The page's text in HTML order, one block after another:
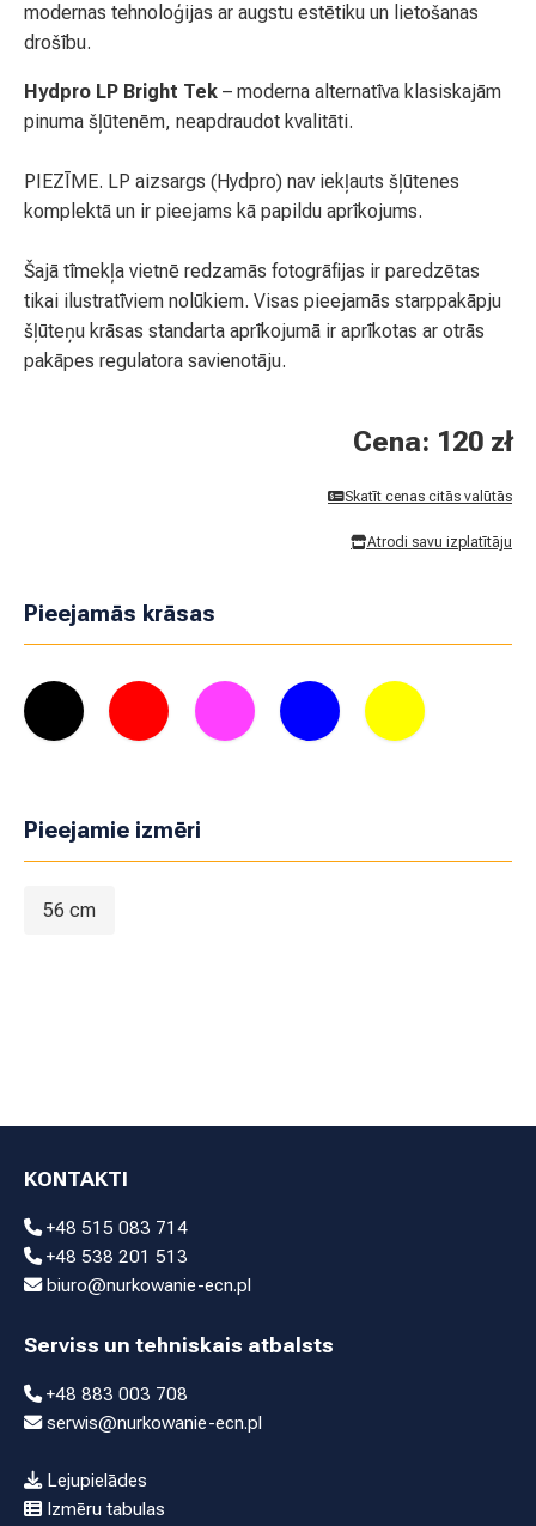
modernas tehnoloģijas ar augstu estētiku un lietošanas
drošību.
Hydpro LP Bright Tek – moderna alternatīva klasiskajām
pinuma šļūtenēm, neapdraudot kvalitāti.
PIEZĪME. LP aizsargs (Hydpro) nav iekļauts šļūtenes
komplektā un ir pieejams kā papildu aprīkojums.
Šajā tīmekļa vietnē redzamās fotogrāfijas ir paredzētas
tikai ilustratīviem nolūkiem. Visas pieejamās starppakāpju
šļūteņu krāsas standarta aprīkojumā ir aprīkotas ar otrās
pakāpes regulatora savienotāju.
Cena: 120 zł
Skatīt cenas citās valūtās
Atrodi savu izplatītāju
Pieejamās krāsas
Pieejamie izmēri
56 cm
KONTAKTI
+48 515 083 714
+48 538 201 513
biuro@nurkowanie-ecn.pl
Serviss un tehniskais atbalsts
+48 883 003 708
serwis@nurkowanie-ecn.pl
Lejupielādes
Izmēru tabulas